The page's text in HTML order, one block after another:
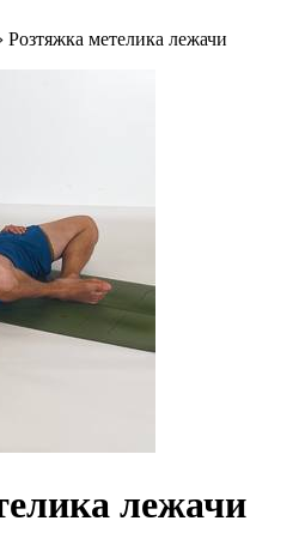
› Розтяжка метелика лежачи
лежачи